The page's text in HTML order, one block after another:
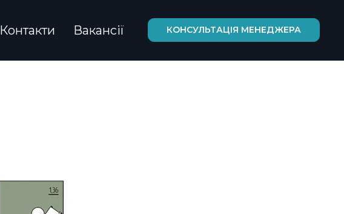
Контакти Вакансії КОНСУЛЬТАЦІЯ МЕНЕДЖЕРА